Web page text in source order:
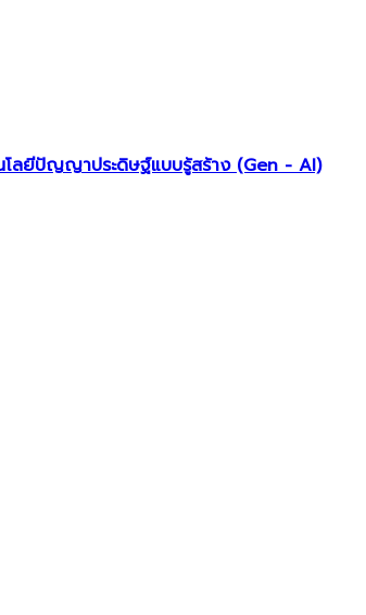
โลยีปัญญาประดิษฐ์แบบรู้สร้าง (Gen - AI)